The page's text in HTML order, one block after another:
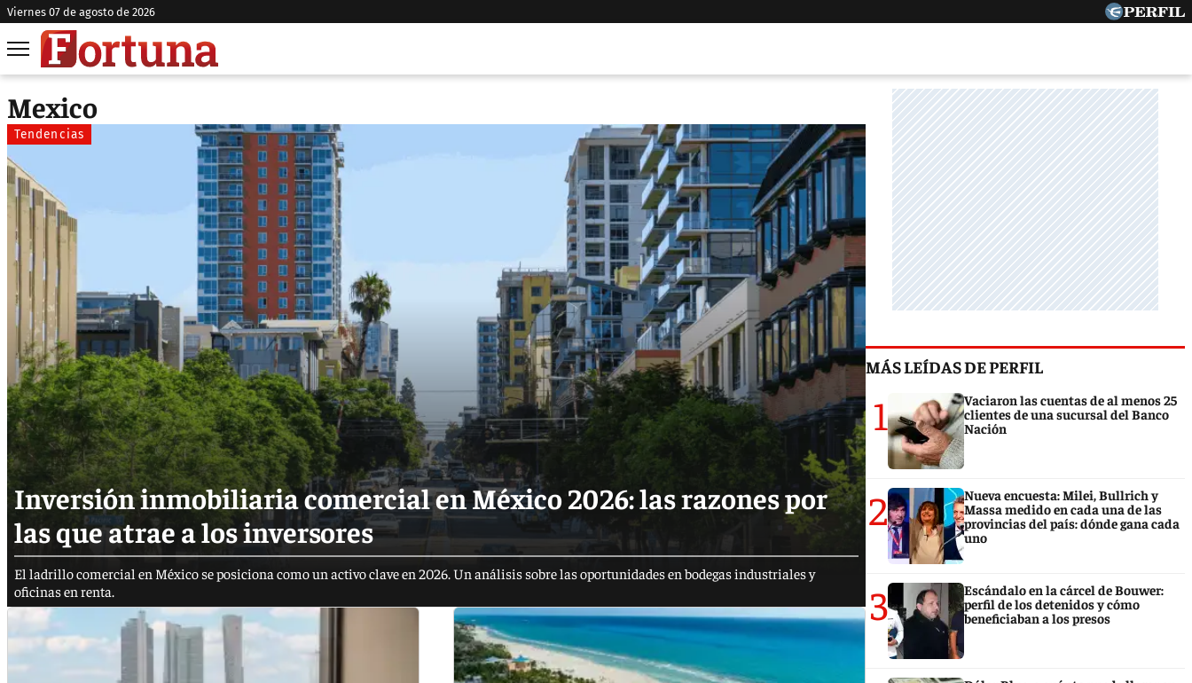
viernes 07 de agosto de 2026
Mexico
Tendencias
Inversión inmobiliaria comercial en México 2026: las razones por
las que atrae a los inversores
El ladrillo comercial en México se posiciona como un activo clave en 2026. Un análisis sobre las oportunidades en bodegas industriales y
oficinas en renta.
MÁS LEÍDAS DE PERFIL
1
Vaciaron las cuentas de al menos 25
clientes de una sucursal del Banco
Nación
2
Nueva encuesta: Milei, Bullrich y
Massa medido en cada una de las
provincias del país: dónde gana cada
uno
3
Escándalo en la cárcel de Bouwer:
perfil de los detenidos y cómo
beneficiaban a los presos